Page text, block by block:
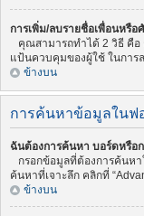
การเพิ่ม/ลบรายชื่อเพื่อนหรือ
คุณสามารถทำได้ 2 วิธี คือ
แป้นควบคุมของผู้ใช้ ในการ
ข้างบน
การค้นหาข้อมูลในฟ
ฉันต้องการค้นหา บอร์ดหรือ
กรอกข้อมูลที่ต้องการค้นห
ค้นหาที่เจาะลึก คลิกที่
ข้างบน